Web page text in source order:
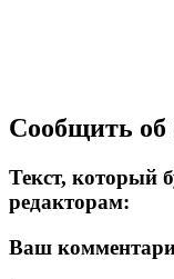
Сообщить об
Текст, который
редакторам:
Ваш